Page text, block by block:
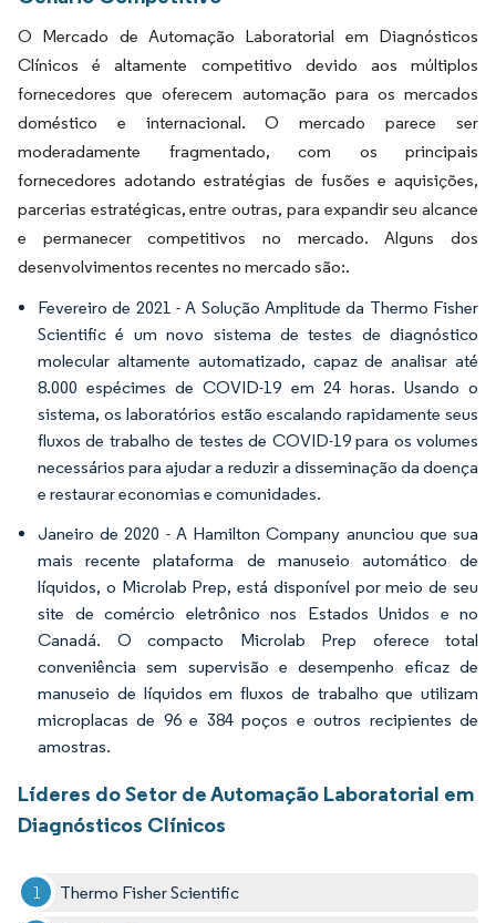
O Mercado de Automação Laboratorial em Diagnósticos
Clínicos é altamente competitivo devido aos múltiplos
fornecedores que oferecem automação para os mercados
doméstico e internacional. O mercado parece ser
moderadamente fragmentado, com os principais
fornecedores adotando estratégias de fusões e aquisições,
parcerias estratégicas, entre outras, para expandir seu alcance
e permanecer competitivos no mercado. Alguns dos
desenvolvimentos recentes no mercado são:.
Fevereiro de 2021 - A Solução Amplitude da Thermo Fisher
Scientific é um novo sistema de testes de diagnóstico
molecular altamente automatizado, capaz de analisar até
8.000 espécimes de COVID-19 em 24 horas. Usando o
sistema, os laboratórios estão escalando rapidamente seus
fluxos de trabalho de testes de COVID-19 para os volumes
necessários para ajudar a reduzir a disseminação da doença
e restaurar economias e comunidades.
Janeiro de 2020 - A Hamilton Company anunciou que sua
mais recente plataforma de manuseio automático de
líquidos, o Microlab Prep, está disponível por meio de seu
site de comércio eletrônico nos Estados Unidos e no
Canadá. O compacto Microlab Prep oferece total
conveniência sem supervisão e desempenho eficaz de
manuseio de líquidos em fluxos de trabalho que utilizam
microplacas de 96 e 384 poços e outros recipientes de
amostras.
Líderes do Setor de Automação Laboratorial em
Diagnósticos Clínicos
Thermo Fisher Scientific